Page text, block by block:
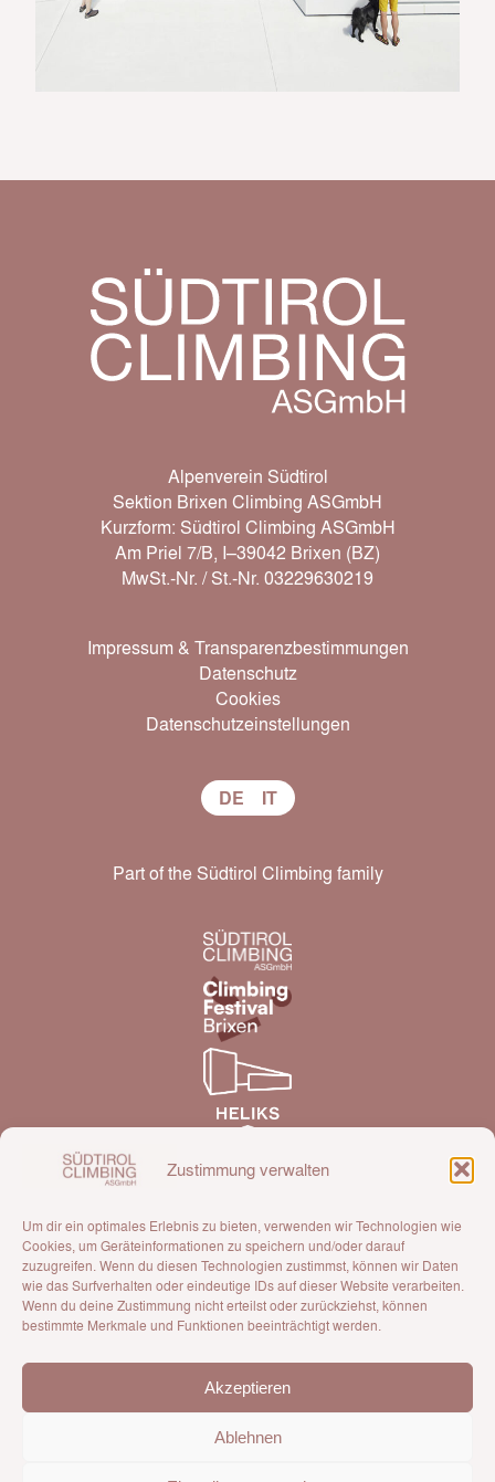
Zustimmung verwalten
Um dir ein optimales Erlebnis zu bieten, verwenden wir Technologien wie
Cookies, um Geräteinformationen zu speichern und/oder darauf
zuzugreifen. Wenn du diesen Technologien zustimmst, können wir Daten
wie das Surfverhalten oder eindeutige IDs auf dieser Website verarbeiten.
Wenn du deine Zustimmung nicht erteilst oder zurückziehst, können
bestimmte Merkmale und Funktionen beeinträchtigt werden.
Akzeptieren
Ablehnen
Alpenverein Südtirol
Sektion Brixen Climbing ASGmbH
Kurzform: Südtirol Climbing ASGmbH
Am Priel 7/B, I–39042 Brixen (BZ)
MwSt.-Nr. / St.-Nr. 03229630219
Impressum & Transparenzbestimmungen
Datenschutz
Cookies
Datenschutzeinstellungen
DE IT
Part of the Südtirol Climbing family
Eine Gesellschaft der AVS Sektion Brixen